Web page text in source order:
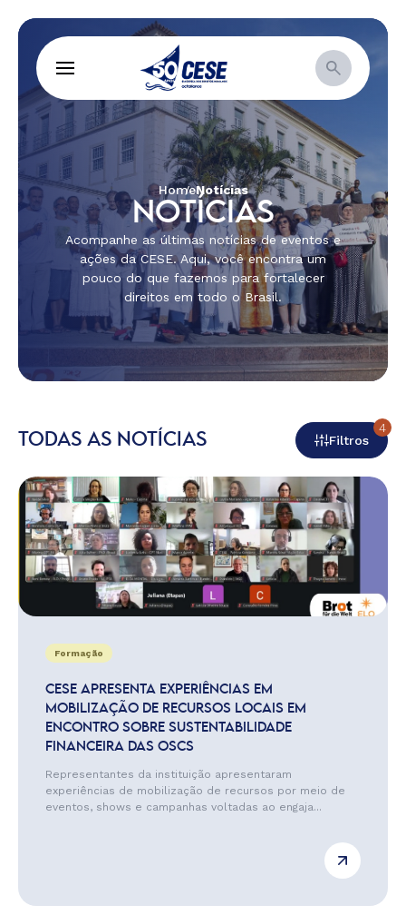
HomeNotícias
NOTÍCIAS
Acompanhe as últimas notícias de eventos e
ações da CESE. Aqui, você encontra um
pouco do que fazemos para fortalecer
direitos em todo o Brasil.
TODAS AS NOTÍCIAS Filtros
4
Formação
CESE APRESENTA EXPERIÊNCIAS EM
MOBILIZAÇÃO DE RECURSOS LOCAIS EM
ENCONTRO SOBRE SUSTENTABILIDADE
FINANCEIRA DAS OSCS
Representantes da instituição apresentaram
experiências de mobilização de recursos por meio de
eventos, shows e campanhas voltadas ao engaja...